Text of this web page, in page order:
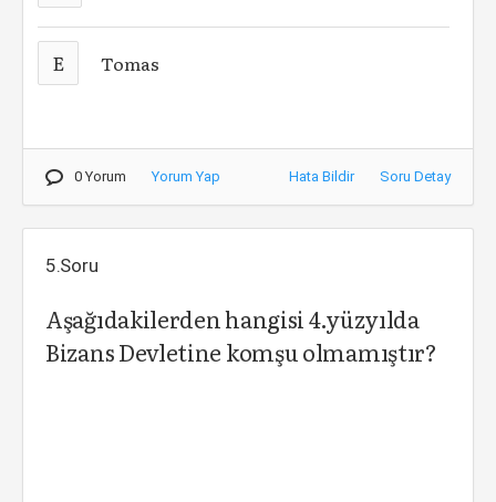
E Tomas
0 Yorum Yorum Yap Hata Bildir Soru Detay
5.Soru
Aşağıdakilerden hangisi 4.yüzyılda
Bizans Devletine komşu olmamıştır?